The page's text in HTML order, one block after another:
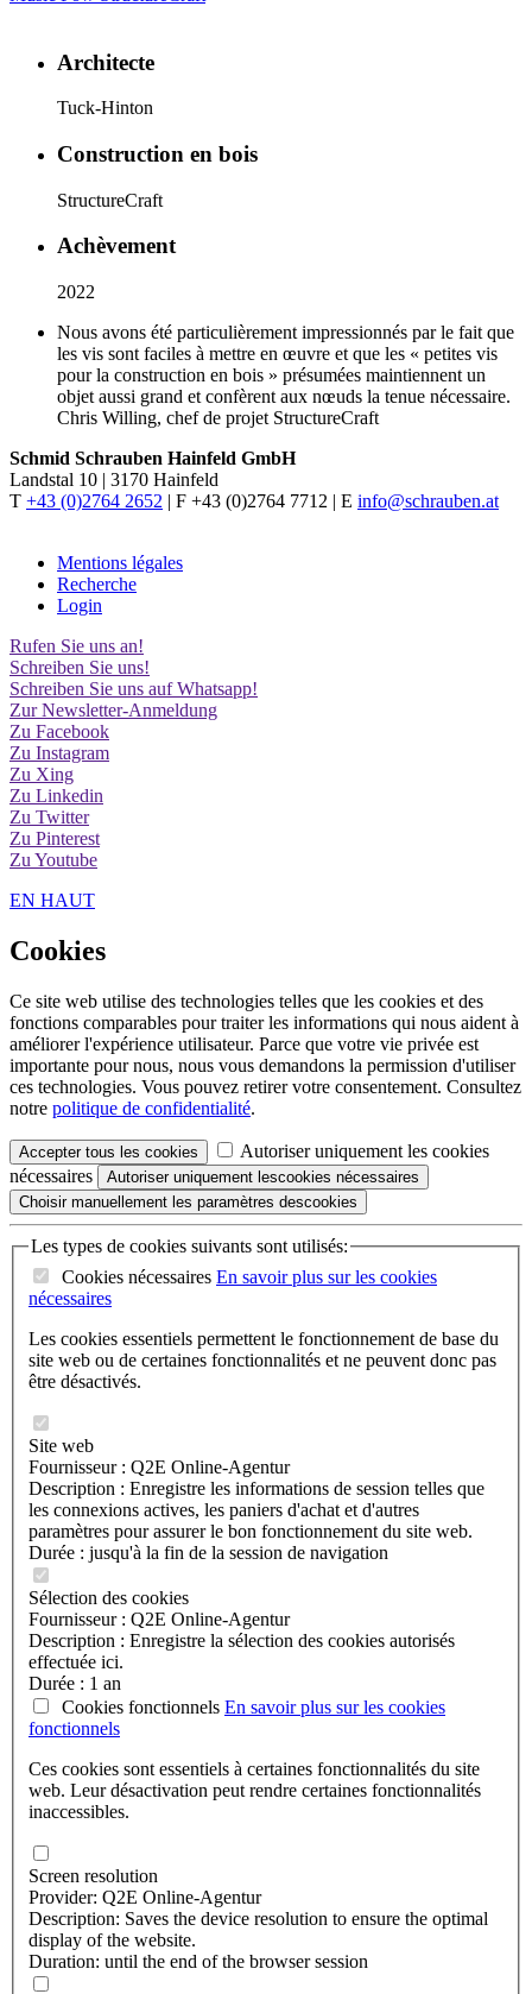
Architecte
Tuck-Hinton
Construction en bois
StructureCraft
Achèvement
2022
Nous avons été particulièrement impressionnés par le fait que
les vis sont faciles à mettre en œuvre et que les « petites vis
pour la construction en bois » présumées maintiennent un
objet aussi grand et confèrent aux nœuds la tenue nécessaire.
Chris Willing, chef de projet StructureCraft
Schmid Schrauben Hainfeld GmbH
Landstal 10 | 3170 Hainfeld
T +43 (0)2764 2652 | F +43 (0)2764 7712 | E info@schrauben.at
Mentions légales
Recherche
Login
Rufen Sie uns an!
Schreiben Sie uns!
Schreiben Sie uns auf Whatsapp!
Zur Newsletter-Anmeldung
Zu Facebook
Zu Instagram
Zu Xing
Zu Linkedin
Zu Twitter
Zu Pinterest
Zu Youtube
EN HAUT
Cookies
Ce site web utilise des technologies telles que les cookies et des
fonctions comparables pour traiter les informations qui nous aident à
améliorer l'expérience utilisateur. Parce que votre vie privée est
importante pour nous, nous vous demandons la permission d'utiliser
ces technologies. Vous pouvez retirer votre consentement. Consultez
notre politique de confidentialité.
Accepter tous les cookies
Autoriser uniquement les cookies
nécessaires
Autoriser uniquement lescookies nécessaires
Choisir manuellement les paramètres descookies
Les types de cookies suivants sont utilisés:
Cookies nécessaires En savoir plus sur les cookies
nécessaires
Les cookies essentiels permettent le fonctionnement de base du
site web ou de certaines fonctionnalités et ne peuvent donc pas
être désactivés.
Site web
Fournisseur : Q2E Online-Agentur
Description : Enregistre les informations de session telles que
les connexions actives, les paniers d'achat et d'autres
paramètres pour assurer le bon fonctionnement du site web.
Durée : jusqu'à la fin de la session de navigation
Sélection des cookies
Fournisseur : Q2E Online-Agentur
Description : Enregistre la sélection des cookies autorisés
effectuée ici.
Durée : 1 an
Cookies fonctionnels En savoir plus sur les cookies
fonctionnels
Ces cookies sont essentiels à certaines fonctionnalités du site
web. Leur désactivation peut rendre certaines fonctionnalités
inaccessibles.
Screen resolution
Provider: Q2E Online-Agentur
Description: Saves the device resolution to ensure the optimal
display of the website.
Duration: until the end of the browser session